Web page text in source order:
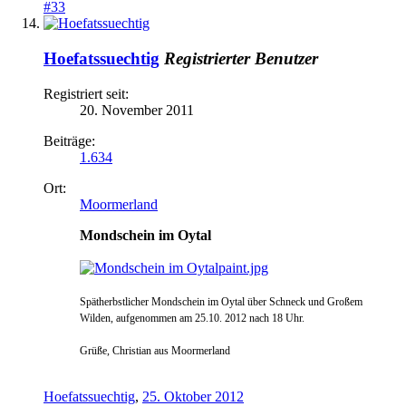
#33
Hoefatssuechtig Registrierter Benutzer
Registriert seit:
20. November 2011
Beiträge:
1.634
Ort:
Moormerland
Mondschein im Oytal
Spätherbstlicher Mondschein im Oytal über Schneck und Großem
Wilden, aufgenommen am 25.10. 2012 nach 18 Uhr.
Grüße, Christian aus Moormerland
Hoefatssuechtig, 25. Oktober 2012